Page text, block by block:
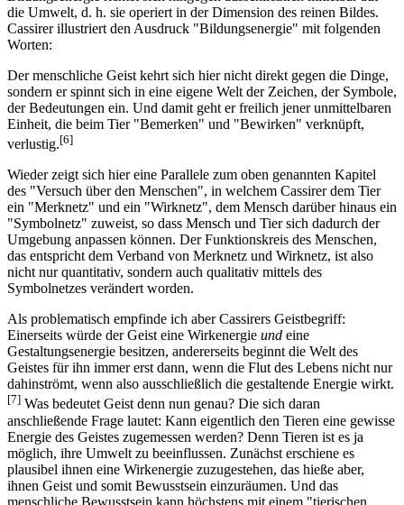
die Umwelt, d. h. sie operiert in der Dimension des reinen Bildes.
Cassirer illustriert den Ausdruck "Bildungsenergie" mit folgenden
Worten:
Der menschliche Geist kehrt sich hier nicht direkt gegen die Dinge,
sondern er spinnt sich in eine eigene Welt der Zeichen, der Symbole,
der Bedeutungen ein. Und damit geht er freilich jener unmittelbaren
Einheit, die beim Tier "Bemerken" und "Bewirken" verknüpft,
verlustig.[6]
Wieder zeigt sich hier eine Parallele zum oben genannten Kapitel
des "Versuch über den Menschen", in welchem Cassirer dem Tier
ein "Merknetz" und ein "Wirknetz", dem Mensch darüber hinaus ein
"Symbolnetz" zuweist, so dass Mensch und Tier sich dadurch der
Umgebung anpassen können. Der Funktionskreis des Menschen,
das entspricht dem Verband von Merknetz und Wirknetz, ist also
nicht nur quantitativ, sondern auch qualitativ mittels des
Symbolnetzes verändert worden.
Als problematisch empfinde ich aber Cassirers Geistbegriff:
Einerseits würde der Geist eine Wirkenergie und eine
Gestaltungsenergie besitzen, andererseits beginnt die Welt des
Geistes für ihn immer erst dann, wenn die Flut des Lebens nicht nur
dahinströmt, wenn also ausschließlich die gestaltende Energie wirkt.
[7] Was bedeutet Geist denn nun genau? Die sich daran
anschließende Frage lautet: Kann eigentlich den Tieren eine gewisse
Energie des Geistes zugemessen werden? Denn Tieren ist es ja
möglich, ihre Umwelt zu beeinflussen. Zunächst erschiene es
plausibel ihnen eine Wirkenergie zuzugestehen, das hieße aber,
ihnen Geist und somit Bewusstsein einzuräumen. Und das
menschliche Bewusstsein kann höchstens mit einem "tierischen